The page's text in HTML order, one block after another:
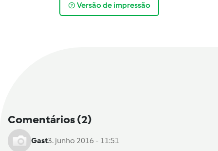
Versão de impressão
Comentários(2)
Gast3. junho 2016 - 11:51